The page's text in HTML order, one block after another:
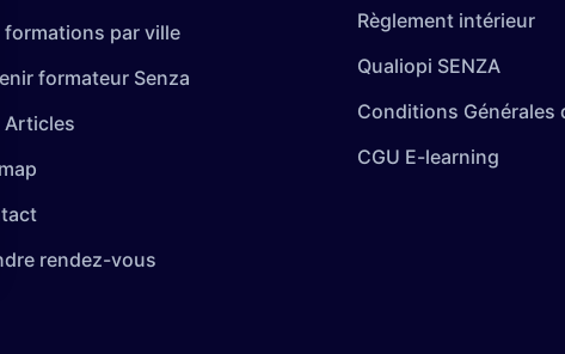
formations par ville
formateur Senza
Articles
rendez-vous
Règlement intérieur
Qualiopi SENZA
Conditions Générales
CGU E-learning
de confidentialité, en garantissant la